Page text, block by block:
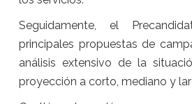
Seguidamente, el
principales propuestas de
análisis extensivo de la
proyección a corto, mediano y